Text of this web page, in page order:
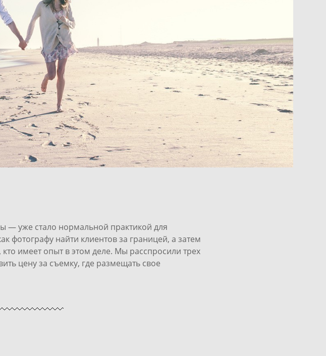
— уже стало нормальной практикой для
фотографу найти клиентов за границей, а затем
имеет опыт в этом деле. Мы расспросили трех
цену за съемку, где размещать свое